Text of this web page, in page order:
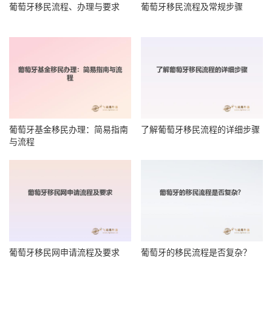
葡萄牙移民流程、办理与要求 葡萄牙移民流程及常规步骤
葡萄牙基金移民办理：简易指南
与流程
了解葡萄牙移民流程的详细步骤
葡萄牙移民网申请流程及要求 葡萄牙的移民流程是否复杂？